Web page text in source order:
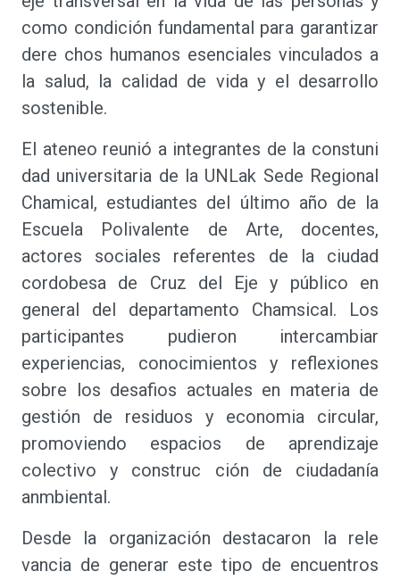
como condición fundamental para garantizar
dere chos humanos esenciales vinculados a
la salud, la calidad de vida y el desarrollo
sostenible.
El ateneo reunió a integrantes de la constuni
dad universitaria de la UNLak Sede Regional
Chamical, estudiantes del último año de la
Escuela Polivalente de Arte, docentes,
actores sociales referentes de la ciudad
cordobesa de Cruz del Eje y público en
general del departamento Chamsical. Los
participantes pudieron intercambiar
experiencias, conocimientos y reflexiones
sobre los desafios actuales en materia de
gestión de residuos y economia circular,
promoviendo espacios de aprendizaje
colectivo y construc ción de ciudadanía
anmbiental.
Desde la organización destacaron la rele
vancia de generar este tipo de encuentros